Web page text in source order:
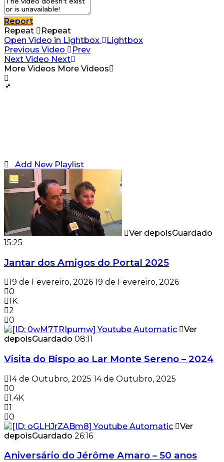
Report
Repeat
Repeat
Open Video in Lightbox
Lightbox
Previous Video
Prev
Next Video Next
More Videos More Videos
Add New Playlist
Ver depoisGuardado
15:25
Jantar dos Amigos do Portal 2025
19 de Fevereiro, 2026 19 de Fevereiro, 2026
0
1K
2
0
Ver
depoisGuardado 08:11
Visita do Bispo ao Lar Monte Sereno – 2024
14 de Outubro, 2025 14 de Outubro, 2025
0
1.4K
1
0
Ver
depoisGuardado 26:16
Aniversário do Jérôme Amaro – 50 anos